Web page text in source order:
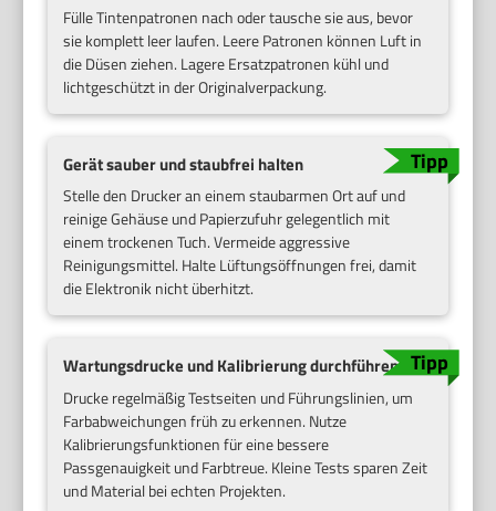
Fülle Tintenpatronen nach oder tausche sie aus, bevor
sie komplett leer laufen. Leere Patronen können Luft in
die Düsen ziehen. Lagere Ersatzpatronen kühl und
lichtgeschützt in der Originalverpackung.
Gerät sauber und staubfrei halten
Stelle den Drucker an einem staubarmen Ort auf und
reinige Gehäuse und Papierzufuhr gelegentlich mit
einem trockenen Tuch. Vermeide aggressive
Reinigungsmittel. Halte Lüftungsöffnungen frei, damit
die Elektronik nicht überhitzt.
Wartungsdrucke und Kalibrierung durchführen
Drucke regelmäßig Testseiten und Führungslinien, um
Farbabweichungen früh zu erkennen. Nutze
Kalibrierungsfunktionen für eine bessere
Passgenauigkeit und Farbtreue. Kleine Tests sparen Zeit
und Material bei echten Projekten.